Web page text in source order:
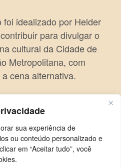
sua experiência de
ou conteúdo personalizado e
em “Aceitar tudo”, você
idealizado por Helder
para divulgar o
cultural da Cidade de
Metropolitana, com
cena alternativa.